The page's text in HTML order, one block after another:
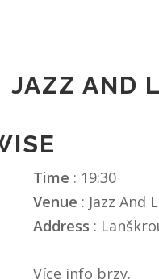
JAZZ AND
Time : 19:30
Venue : Jazz And
Address :
Více info brzy.